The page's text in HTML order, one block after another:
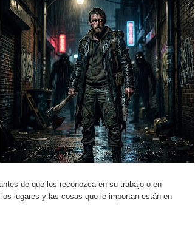
de que los reconozca en su trabajo o en
lugares y las cosas que le importan están en